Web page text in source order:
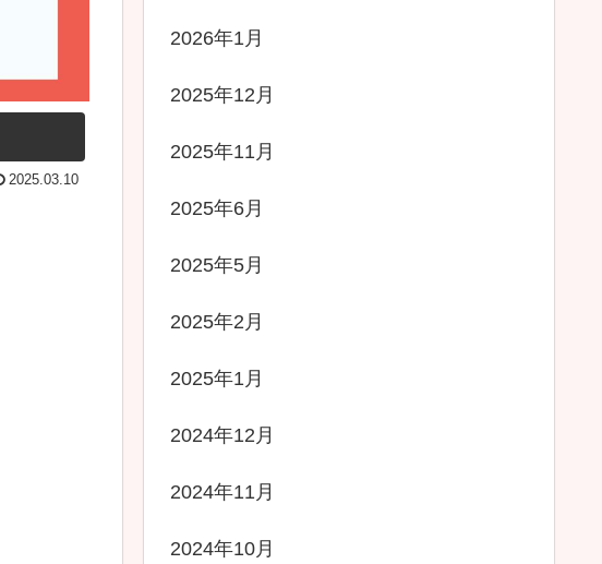
2025.03.10
2026年1月
2025年12月
2025年11月
2025年6月
2025年5月
2025年2月
2025年1月
2024年12月
2024年11月
2024年10月